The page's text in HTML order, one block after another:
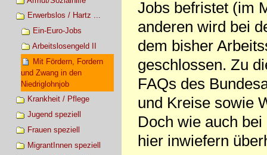
Erwerbslos / Hartz ...
Ein-Euro-Jobs
Arbeitslosengeld II
Mit Fördern, Fordern
und Zwang in den
Niedriglohnjob
Krankheit / Pflege
Jugend speziell
Frauen speziell
MigrantInnen speziell
Jobs befristet (im
anderen wird bei
dem bisher
geschlossen. Zu
FAQs des
und Kreise sowie
Doch wie auch
hier inwiefern